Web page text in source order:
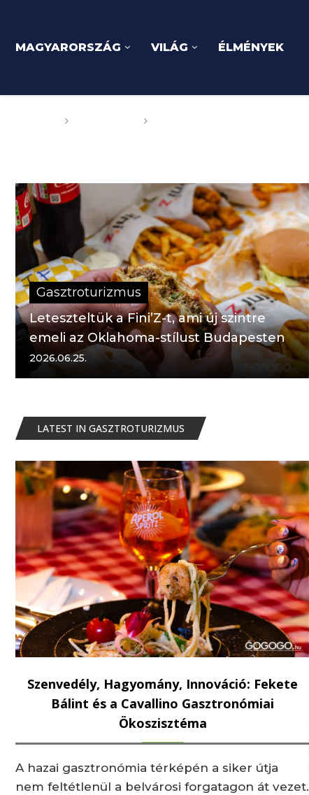
MAGYARORSZÁG VILÁG ÉLMÉNYEK
Gasztroturizmus
Leteszteltük a Fini’Z-t, ami új szintre
emeli az Oklahoma-stílust Budapesten
2026.06.25.
LATEST IN GASZTROTURIZMUS
Szenvedély, Hagyomány, Innováció: Fekete
Bálint és a Cavallino Gasztronómiai
Ökoszisztéma
A hazai gasztronómia térképén a siker útja
nem feltétlenül a belvárosi forgatagon át vezet.